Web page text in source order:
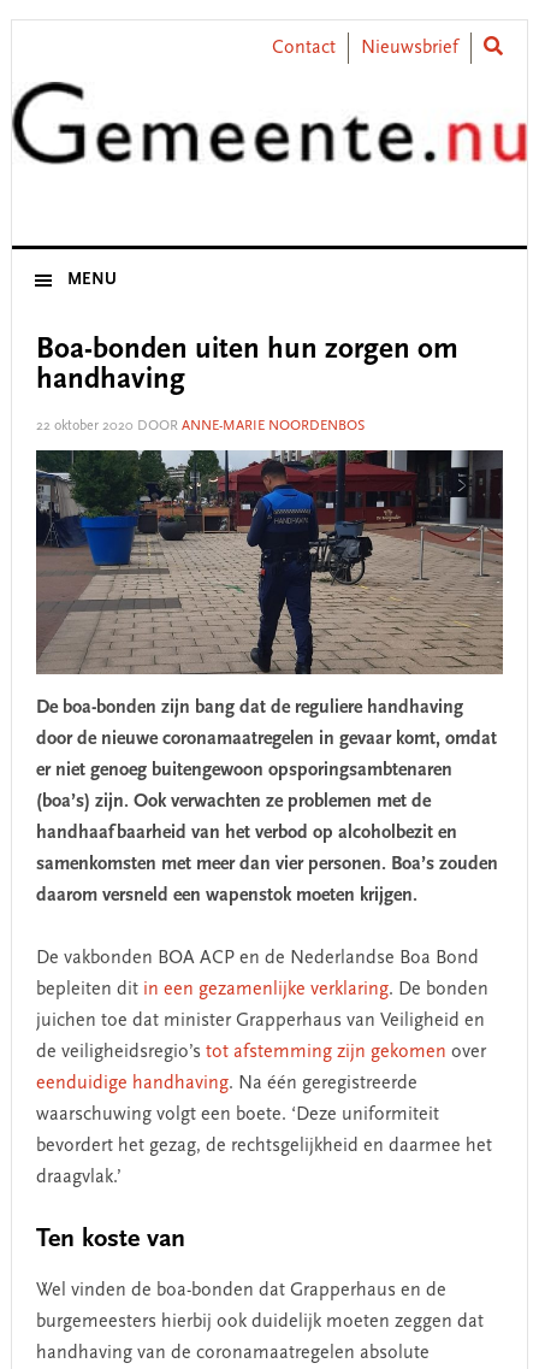
Skip
primary
navigation
Skip
content
Skip
primary
sidebar
Skip
footer
Contact Nieuwsbrief
MENU
Boa-bonden uiten hun zorgen om
handhaving
22 oktober 2020 DOOR ANNE-MARIE NOORDENBOS
De boa-bonden zijn bang dat de reguliere handhaving
door de nieuwe coronamaatregelen in gevaar komt, omdat
er niet genoeg buitengewoon opsporingsambtenaren
(boa’s) zijn. Ook verwachten ze problemen met de
handhaafbaarheid van het verbod op alcoholbezit en
samenkomsten met meer dan vier personen. Boa’s zouden
daarom versneld een wapenstok moeten krijgen.
De vakbonden BOA ACP en de Nederlandse Boa Bond
bepleiten dit in een gezamenlijke verklaring. De bonden
juichen toe dat minister Grapperhaus van Veiligheid en
de veiligheidsregio’s tot afstemming zijn gekomen over
eenduidige handhaving. Na één geregistreerde
waarschuwing volgt een boete. ‘Deze uniformiteit
bevordert het gezag, de rechtsgelijkheid en daarmee het
draagvlak.’
Ten koste van
Wel vinden de boa-bonden dat Grapperhaus en de
burgemeesters hierbij ook duidelijk moeten zeggen dat
handhaving van de coronamaatregelen absolute